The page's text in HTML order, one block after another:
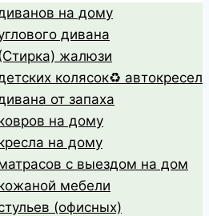
на дому
дивана
жалюзи
колясок♻️ автокресел
от запаха
на дому
на дому
с выездом на дом
мебели
(офисных)